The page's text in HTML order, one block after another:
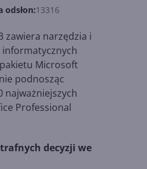
odsłon:13316
zawiera narzędzia i
informatycznych
Microsoft
podnosząc
najważniejszych
Professional
decyzji we